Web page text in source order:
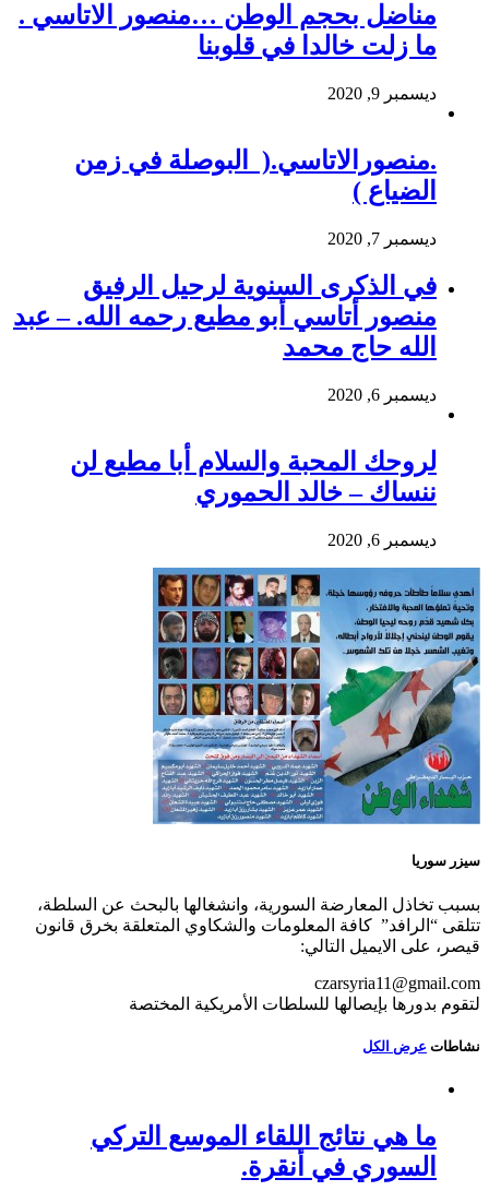
مناضل بحجم الوطن …منصور الاتاسي .
ما زلت خالدا في قلوبنا
ديسمبر 9, 2020
.منصورالاتاسي.( البوصلة في زمن
الضياع )
ديسمبر 7, 2020
في الذكرى السنوية لرحيل الرفيق
منصور أتاسي أبو مطيع رحمه الله. – عبد
الله حاج محمد
ديسمبر 6, 2020
لروحك المحبة والسلام أبا مطيع لن
ننساك – خالد الحموري
ديسمبر 6, 2020
سيزر سوريا
بسبب تخاذل المعارضة السورية، وانشغالها بالبحث عن السلطة،
تتلقى “الرافد” كافة المعلومات والشكاوي المتعلقة بخرق قانون
قيصر، على الايميل التالي:
czarsyria11@gmail.com
لتقوم بدورها بإيصالها للسلطات الأمريكية المختصة
نشاطات عرض الكل
ما هي نتائج اللقاء الموسع التركي
السوري في أنقرة.